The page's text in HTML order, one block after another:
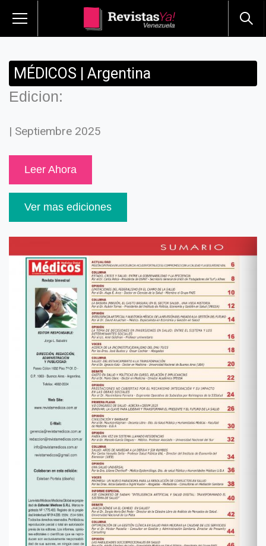
MÉDICOS | Argentina
Edicion:
| Septiembre 2025
Leer Ahora
Ver mas ediciones